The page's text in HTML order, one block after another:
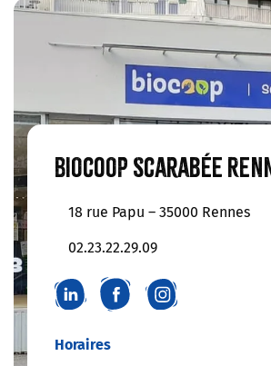
Biocoop Scarabée
18 rue Papu – 35000 Rennes
02.23.22.29.09
Horaires